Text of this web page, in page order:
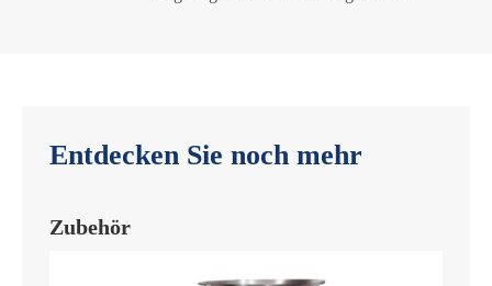
Entdecken Sie noch mehr
Zubehör